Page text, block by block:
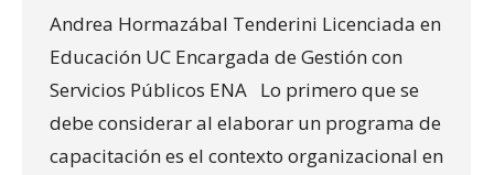
Andrea Hormazábal Tenderini Licenciada en
Educación UC Encargada de Gestión con
Servicios Públicos ENA Lo primero que se
debe considerar al elaborar un programa de
capacitación es el contexto organizacional en